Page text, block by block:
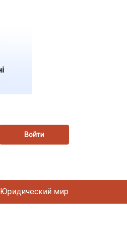
Войти
Юридический мир